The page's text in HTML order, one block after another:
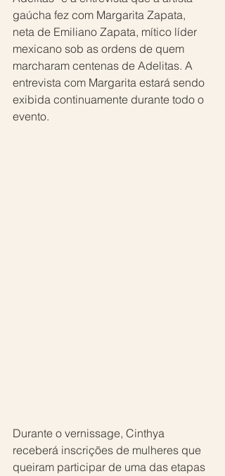
gaúcha fez com Margarita Zapata,
neta de Emiliano Zapata, mítico líder
mexicano sob as ordens de quem
marcharam centenas de Adelitas. A
entrevista com Margarita estará sendo
exibida continuamente durante todo o
evento.
Durante o vernissage, Cinthya
receberá inscrições de mulheres que
queiram participar de uma das etapas